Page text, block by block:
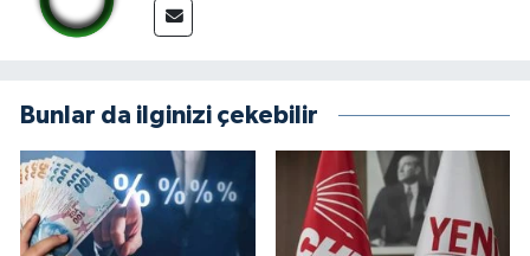
Bunlar da ilginizi çekebilir